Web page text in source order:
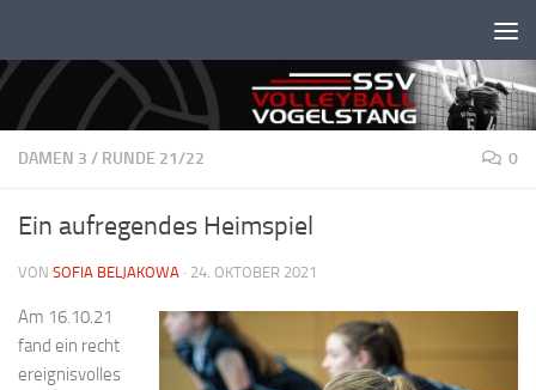
DAMEN 3 / RUNDE 21/22 0
Ein aufregendes Heimspiel
VON SOFIA BELJAKOWA · 24. OKTOBER 2021
Am 16.10.21
fand ein recht
ereignisvolles